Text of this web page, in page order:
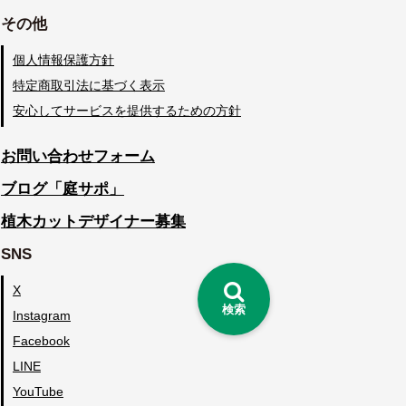
検索
その他
個人情報保護方針
特定商取引法に基づく表示
安心してサービスを提供するための方針
お問い合わせフォーム
ブログ「庭サポ」
植木カットデザイナー募集
SNS
X
Instagram
Facebook
LINE
YouTube